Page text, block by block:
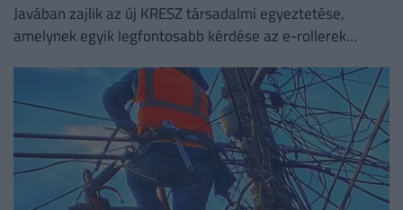
Javában zajlik az új KRESZ társadalmi egyeztetése,
amelynek egyik legfontosabb kérdése az e-rollerek
sebességhatárokat, a korhatárt és a kötelező
sisakviselést.